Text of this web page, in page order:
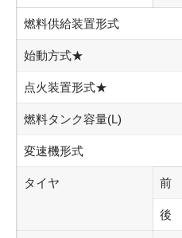
燃料供給装置形式
始動方式★
点火装置形式★
燃料タンク容量(L)
変速機形式
タイヤ 前
後